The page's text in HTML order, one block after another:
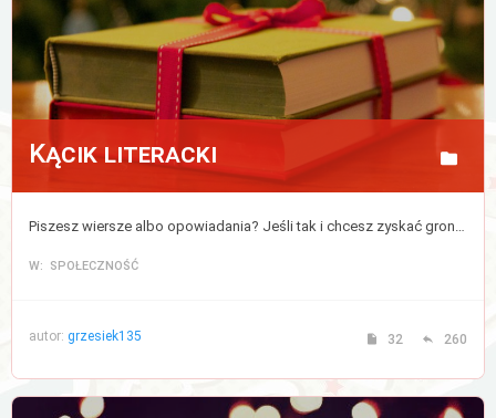
Kącik literacki
Piszesz wiersze albo opowiadania? Jeśli tak i chcesz zyskać grono czytelników to opublikuj tutaj swoją twórczość.
W: SPOŁECZNOŚĆ
autor: grzesiek135 32 260